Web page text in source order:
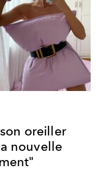
oreiller
nouvelle